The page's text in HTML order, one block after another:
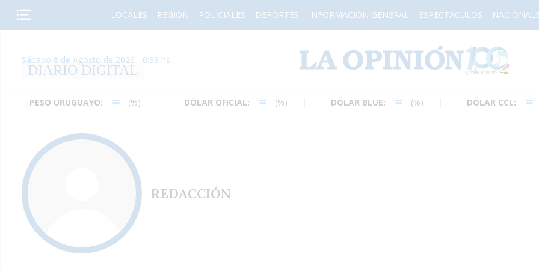
LOCALES REGIÓN POLICIALES DEPORTES INFORMACIÓN GENERAL ESPECTÁCULOS
Sábado 8 de Agosto de 2026 - 0:39 hs
DIARIO DIGITAL
PESO URUGUAYO: (%) DÓLAR OFICIAL: (%) DÓLAR BLUE: (%) DÓLAR CCL: (%)
REDACCIÓN